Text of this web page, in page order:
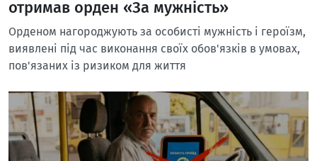
отримав орден «За мужність»
Орденом нагороджують за особисті мужність і героїзм,
виявлені під час виконання своїх обов'язків в умовах,
пов'язаних із ризиком для життя